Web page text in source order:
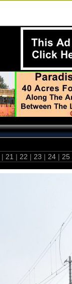
| 21 | 22 | 23 | 24 | 25